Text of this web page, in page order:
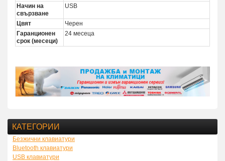
Начин на
свързване
USB
Цвят
Черен
Гаранционен
срок (месеци)
24 месеца
КАТЕГОРИИ
Безжични клавиатури
Bluetooth клавиатури
USB клавиатури